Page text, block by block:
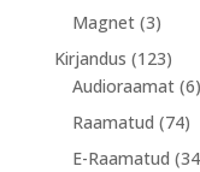
toodet
Magnet 33
toodet
Kirjandus 123123
Audioraamat 66
Raamatud 7474
E-Raamatud 34